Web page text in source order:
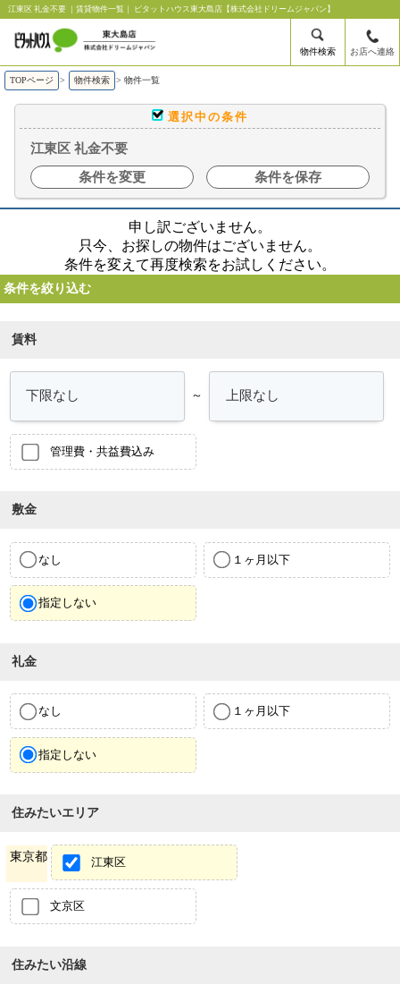
江東区 礼金不要 ｜賃貸物件一覧｜ ピタットハウス東大島店【株式会社ドリームジャパン】
物件検索 お店へ連絡
TOPページ > 物件検索 > 物件一覧
選択中の条件
江東区 礼金不要
条件を変更
条件を保存
申し訳ございません。
只今、お探しの物件はございません。
条件を変えて再度検索をお試しください。
条件を絞り込む
賃料
～
管理費・共益費込み
敷金
なし １ヶ月以下
指定しない
礼金
なし １ヶ月以下
指定しない
住みたいエリア
東京都 江東区
文京区
住みたい沿線